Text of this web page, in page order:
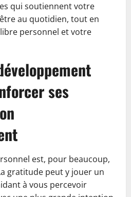
qui soutiennent votre
au quotidien, tout en
personnel et votre
ses
est, pour beaucoup,
gratitude peut y jouer un
à vous percevoir